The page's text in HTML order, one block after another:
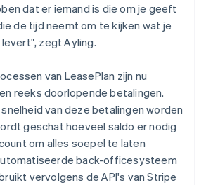
dat er iemand is die om je geeft
de tijd neemt om te kijken wat je
zegt Ayling.
van LeasePlan zijn nu
reeks doorlopende betalingen.
van deze betalingen worden
geschat hoeveel saldo er nodig
om alles soepel te laten
back-officesysteem
vervolgens de API's van Stripe